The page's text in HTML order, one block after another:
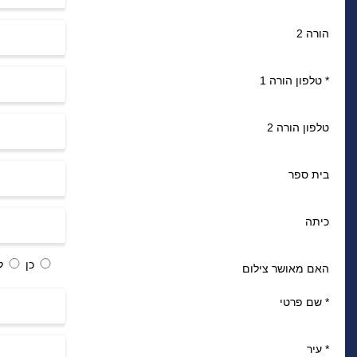
הורה 2
* טלפון הורה 1
טלפון הורה 2
בית ספר
כיתה
האם מאושר צילום כן
* שם פרטי
* עיר